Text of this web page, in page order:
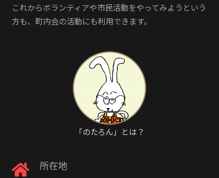
これからボランティアや市民活動をやってみようという
方も、町内会の活動にも利用できます。
「のたろん」とは？
所在地